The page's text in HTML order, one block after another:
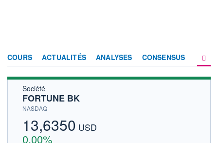
COURS ACTUALITÉS ANALYSES CONSENSUS
Société
FORTUNE BK
NASDAQ
13,6350 USD
0,00%